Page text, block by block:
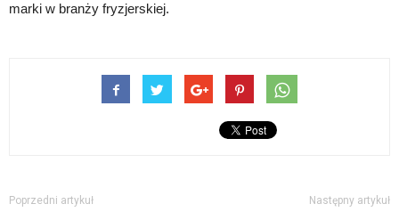
marki w branży fryzjerskiej.
Poprzedni artykuł Następny artykuł